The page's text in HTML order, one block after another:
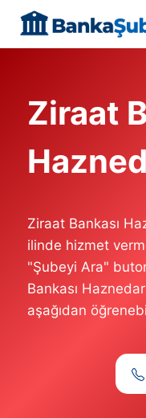
content
Ziraat
Ziraat Bankası
ilinde hizmet
"Şubeyi Ara"
Bankası
aşağıdan